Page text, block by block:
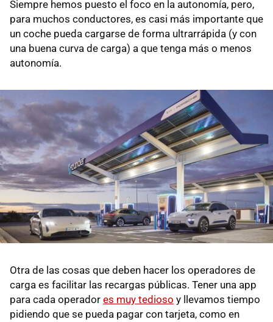
Siempre hemos puesto el foco en la autonomía, pero,
para muchos conductores, es casi más importante que
un coche pueda cargarse de forma ultrarrápida (y con
una buena curva de carga) a que tenga más o menos
autonomía.
Otra de las cosas que deben hacer los operadores de
carga es facilitar las recargas públicas. Tener una app
para cada operador es muy tedioso y llevamos tiempo
pidiendo que se pueda pagar con tarjeta, como en